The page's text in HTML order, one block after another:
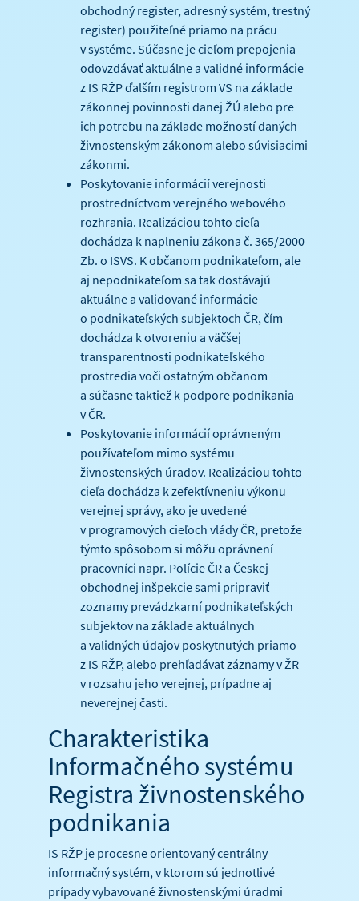
obchodný register, adresný systém, trestný
register) použiteľné priamo na prácu
v systéme. Súčasne je cieľom prepojenia
odovzdávať aktuálne a validné informácie
z IS RŽP ďalším registrom VS na základe
zákonnej povinnosti danej ŽÚ alebo pre
ich potrebu na základe možností daných
živnostenským zákonom alebo súvisiacimi
zákonmi.
Poskytovanie informácií verejnosti
prostredníctvom verejného webového
rozhrania. Realizáciou tohto cieľa
dochádza k naplneniu zákona č. 365/2000
Zb. o ISVS. K občanom podnikateľom, ale
aj nepodnikateľom sa tak dostávajú
aktuálne a validované informácie
o podnikateľských subjektoch ČR, čím
dochádza k otvoreniu a väčšej
transparentnosti podnikateľského
prostredia voči ostatným občanom
a súčasne taktiež k podpore podnikania
v ČR.
Poskytovanie informácií oprávneným
používateľom mimo systému
živnostenských úradov. Realizáciou tohto
cieľa dochádza k zefektívneniu výkonu
verejnej správy, ako je uvedené
v programových cieľoch vlády ČR, pretože
týmto spôsobom si môžu oprávnení
pracovníci napr. Polície ČR a Českej
obchodnej inšpekcie sami pripraviť
zoznamy prevádzkarní podnikateľských
subjektov na základe aktuálnych
a validných údajov poskytnutých priamo
z IS RŽP, alebo prehľadávať záznamy v ŽR
v rozsahu jeho verejnej, prípadne aj
neverejnej časti.
Charakteristika
Informačného systému
Registra živnostenského
podnikania
IS RŽP je procesne orientovaný centrálny
informačný systém, v ktorom sú jednotlivé
prípady vybavované živnostenskými úradmi